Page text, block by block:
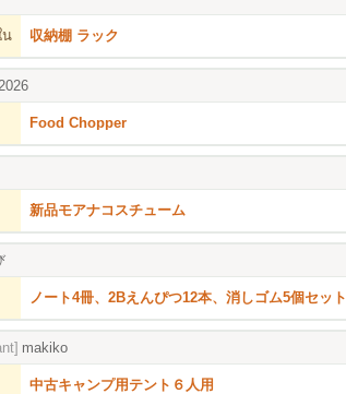
น 収納棚 ラック
Food Chopper
新品モアナコスチューム
ノート4冊、2Bえんぴつ12本、消しゴム5個セット
makiko
中古キャンプ用テント６人用